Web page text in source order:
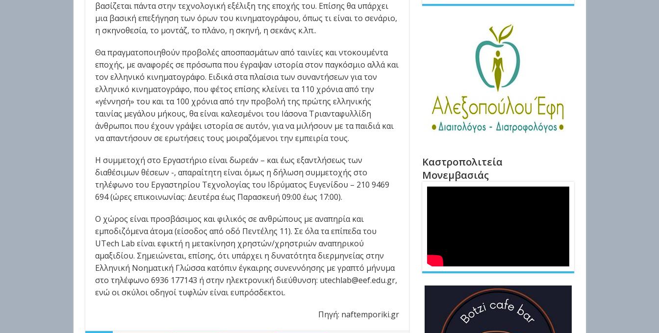
βασίζεται πάντα στην τεχνολογική εξέλιξη της εποχής του. Επίσης θα υπάρχει
μια βασική επεξήγηση των όρων του κινηματογράφου, όπως τι είναι το σενάριο,
η σκηνοθεσία, το μοντάζ, το πλάνο, η σκηνή, η σεκάνς κ.λπ..
Θα πραγματοποιηθούν προβολές αποσπασμάτων από ταινίες και ντοκουμέντα
εποχής, με αναφορές σε πρόσωπα που έγραψαν ιστορία στον παγκόσμιο αλλά και
τον ελληνικό κινηματογράφο. Ειδικά στα πλαίσια των συναντήσεων για τον
ελληνικό κινηματογράφο, που φέτος επίσης κλείνει τα 110 χρόνια από την
«γέννησή» του και τα 100 χρόνια από την προβολή της πρώτης ελληνικής
ταινίας μεγάλου μήκους, θα είναι καλεσμένοι του Ιάσονα Τριανταφυλλίδη
άνθρωποι που έχουν γράψει ιστορία σε αυτόν, για να μιλήσουν με τα παιδιά και
να απαντήσουν σε ερωτήσεις τους μοιραζόμενοι την εμπειρία τους.
Η συμμετοχή στο Εργαστήριο είναι δωρεάν – και έως εξαντλήσεως των
διαθέσιμων θέσεων -, απαραίτητη είναι όμως η δήλωση συμμετοχής στο
τηλέφωνο του Εργαστηρίου Τεχνολογίας του Ιδρύματος Ευγενίδου – 210 9469
694 (ώρες επικοινωνίας: Δευτέρα έως Παρασκευή 09:00 έως 17:00).
Ο χώρος είναι προσβάσιμος και φιλικός σε ανθρώπους με αναπηρία και
εμποδιζόμενα άτομα (είσοδος από οδό Πεντέλης 11). Σε όλα τα επίπεδα του
UTech Lab είναι εφικτή η μετακίνηση χρηστών/χρηστριών αναπηρικού
αμαξιδίου. Σημειώνεται, επίσης, ότι υπάρχει η δυνατότητα διερμηνείας στην
Ελληνική Νοηματική Γλώσσα κατόπιν έγκαιρης συνεννόησης με γραπτό μήνυμα
στο τηλέφωνο 6936 177143 ή στην ηλεκτρονική διεύθυνση: utechlab@eef.edu.gr,
ενώ οι σκύλοι οδηγοί τυφλών είναι ευπρόσδεκτοι.
Πηγή: naftemporiki.gr
Καστροπολιτεία
Μονεμβασιάς